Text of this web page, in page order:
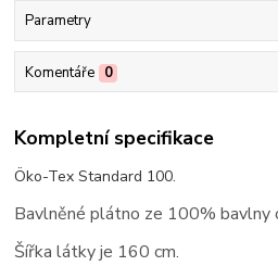
Parametry
Komentáře 0
Kompletní specifikace
Öko-Tex Standard 100.
Bavlněné plátno ze 100% bavlny
Šířka látky je 160 cm.